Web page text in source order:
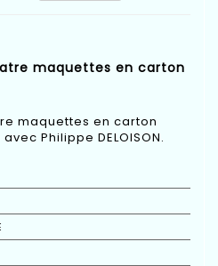
maquettes en carton
maquettes en carton
Philippe DELOISON.